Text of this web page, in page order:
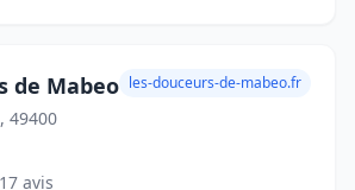
de Mabeo
49400
les-douceurs-de-mabeo.fr
17 avis